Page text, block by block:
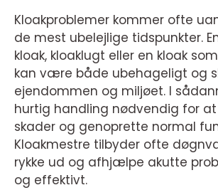
Kloakproblemer kommer ofte
de mest ubelejlige tidspunkter.
kloak, kloaklugt eller en kloak
kan være både ubehageligt og
ejendommen og miljøet. I
hurtig handling nødvendig for
skader og genoprette normal
Kloakmestre tilbyder ofte
rykke ud og afhjælpe akutte
og effektivt.